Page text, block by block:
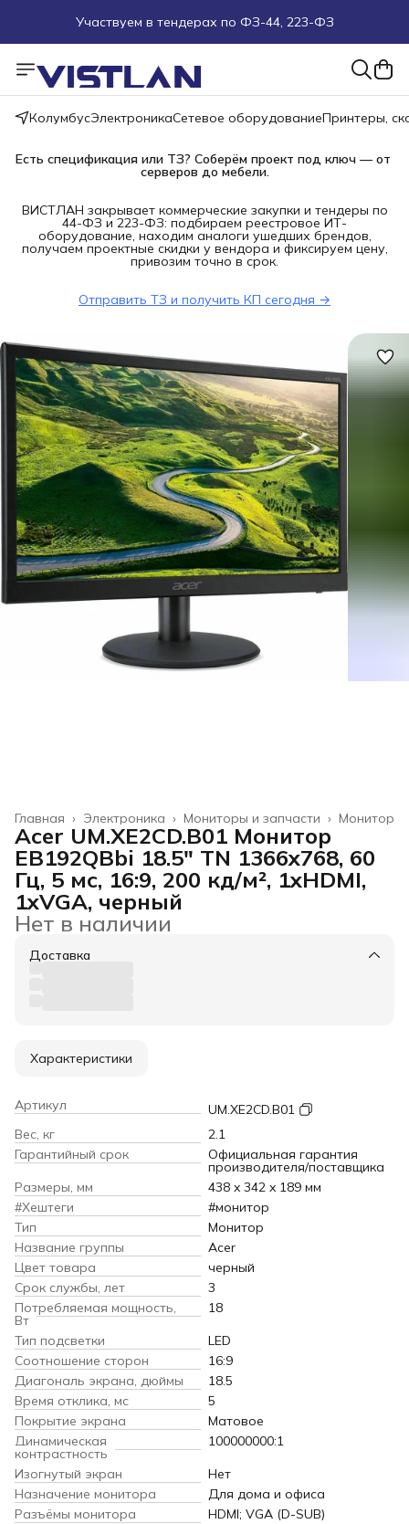
Участвуем в тендерах по ФЗ-44, 223-ФЗ
Поможем подобрать оборудование под ТЗ
Пришлите запрос на e-mail или в чат
КолумбусЭлектроникаСетевое оборудованиеПринтеры,
Есть спецификация или ТЗ? Соберём проект под ключ — от
серверов до мебели.
ВИСТЛАН закрывает коммерческие закупки и тендеры по
44-ФЗ и 223-ФЗ: подбираем реестровое ИТ-
оборудование, находим аналоги ушедших брендов,
получаем проектные скидки у вендора и фиксируем цену,
привозим точно в срок.
Отправить ТЗ и получить КП сегодня →
Монитор
Мониторы и запчасти ›
Электроника ›
Главная ›
Acer UM.XE2CD.B01 Монитор
EB192QBbi 18.5" TN 1366x768, 60
Гц, 5 мс, 16:9, 200 кд/м², 1xHDMI,
1xVGA, черный
Нет в наличии
Доставка
Характеристики
Артикул
UM.XE2CD.B01
Вес, кг
2.1
Гарантийный срок
Официальная гарантия
производителя/поставщика
Размеры, мм
438 x 342 x 189 мм
#Хештеги
#монитор
Тип
Монитор
Название группы
Acer
Цвет товара
черный
Срок службы, лет
3
Потребляемая мощность,
Вт
18
Тип подсветки
LED
Соотношение сторон
16:9
Диагональ экрана, дюймы
18.5
Время отклика, мс
5
Покрытие экрана
Матовое
Динамическая
контрастность
100000000:1
Изогнутый экран
Нет
Назначение монитора
Для дома и офиса
Разъёмы монитора
HDMI; VGA (D-SUB)